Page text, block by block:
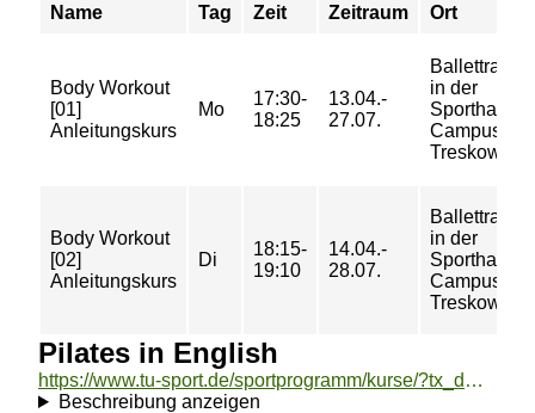
Name Tag Zeit Zeitraum Ort
Body Workout
[01]
Anleitungskurs
Mo
17:30-
18:25
13.04.-
27.07.
Ballettraum
in der
Sporthalle-
Campus
Body Workout
[02]
Anleitungskurs
Di
18:15-
19:10
14.04.-
28.07.
Ballettraum
in der
Sporthalle-
Campus
Pilates in English
https://www.tu-sport.de/sportprogramm/kurse/?tx_dwzeh_courses%5Baction%5D=show&tx_dwzeh_courses%5BsportsDescription%5D=1506&cHash=6f6d5eb7e2697d11fbb6fe985c8fbb41
Beschreibung anzeigen